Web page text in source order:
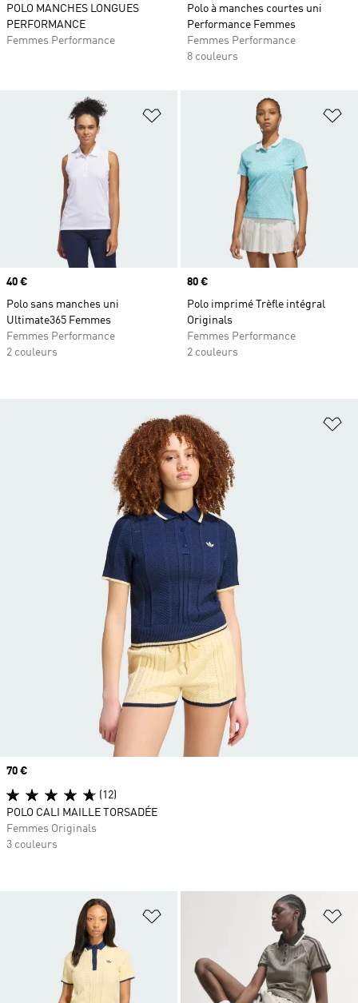
POLO MANCHES LONGUES
PERFORMANCE
Femmes Performance
Polo à manches courtes uni
Performance Femmes
Femmes Performance
8 couleurs
Ajouter à la Liste de produits
Prix
40 €
Polo sans manches uni
Ultimate365 Femmes
Femmes Performance
2 couleurs
Prix
80 €
Polo imprimé Trèfle intégral
Originals
Femmes Performance
2 couleurs
Ajouter à la Liste de produits
Prix
70 €
(12)
POLO CALI MAILLE TORSADÉE
Femmes Originals
3 couleurs